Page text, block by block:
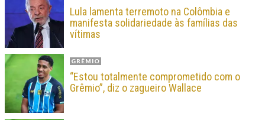
Lula lamenta terremoto na Colômbia e
manifesta solidariedade às famílias das
vítimas
GRÊMIO
“Estou totalmente comprometido com o
Grêmio”, diz o zagueiro Wallace